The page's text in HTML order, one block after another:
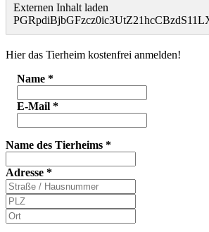
Externen Inhalt laden
Hier das Tierheim kostenfrei anmelden!
Name *
E-Mail *
Name des Tierheims *
Adresse *